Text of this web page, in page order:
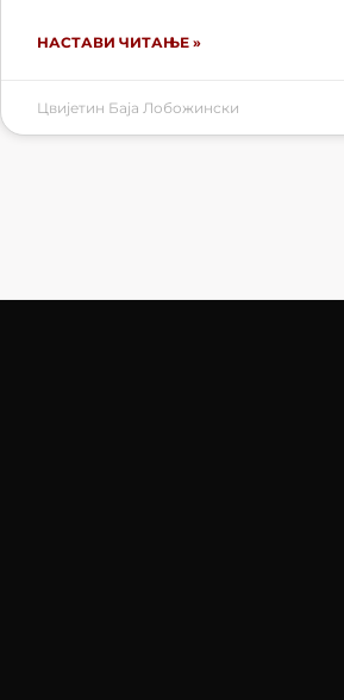
НАСТАВИ ЧИТАЊЕ »
Цвијетин Баја Лобожински